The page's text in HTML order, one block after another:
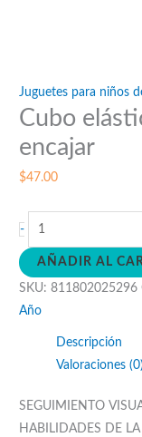
Juguetes para niños
Cubo
encajar
$47.00
-
Cubo
elástico
con
figuras
para
encajar
cantidad
AÑADIR AL
SKU:811802025296
Año
Descripción
Valoraciones (0)
SEGUIMIENTO
HABILIDADES DE